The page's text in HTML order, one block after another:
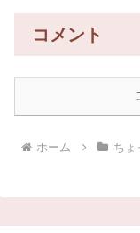
コメント
ホーム ちょ